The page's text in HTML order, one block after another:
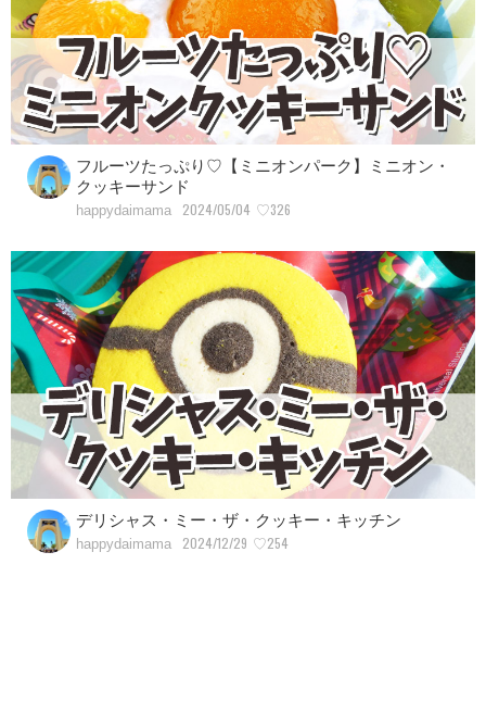
フルーツたっぷり♡【ミニオンパーク】ミニオン・
クッキーサンド
happydaimama 2024/05/04 ♡326
デリシャス・ミー・ザ・クッキー・キッチン
happydaimama 2024/12/29 ♡254